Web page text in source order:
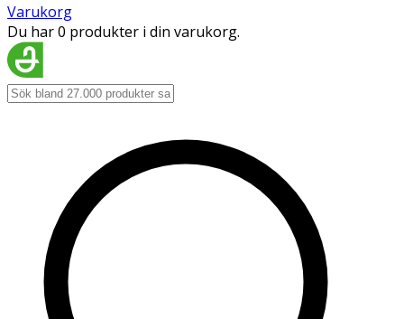
Varukorg
Du har 0 produkter i din varukorg.